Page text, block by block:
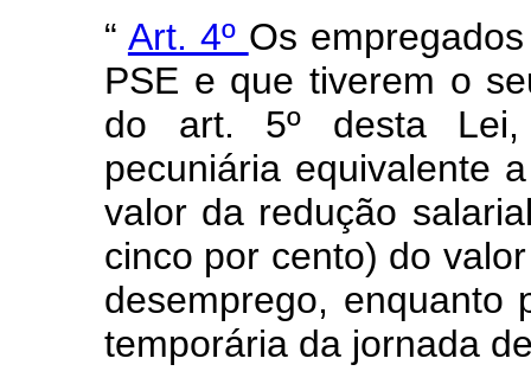
“ Art. 4º Os
PSE e que tiverem o
do art. 5º desta Lei,
pecuniária equivalente
valor da redução
cinco por cento) do
desemprego, enquanto
temporária da jornada